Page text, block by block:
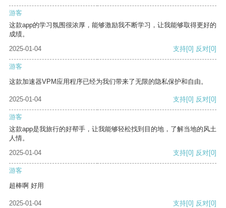
游客
这款app的学习氛围很浓厚，能够激励我不断学习，让我能够取得更好的
成绩。
2025-01-04
支持[0] 反对[0]
游客
这款加速器VPM应用程序已经为我们带来了无限的隐私保护和自由。
2025-01-04 支持[0] 反对[0]
游客
这款app是我旅行的好帮手，让我能够轻松找到目的地，了解当地的风土
人情。
2025-01-04
支持[0] 反对[0]
游客
超棒啊 好用
2025-01-04 支持[0] 反对[0]